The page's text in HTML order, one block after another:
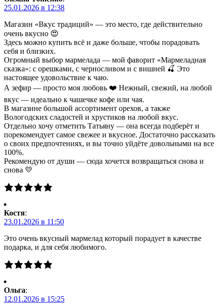
25.01.2026 в 12:38
Магазин «Вкус традиций» — это место, где действительно
очень вкусно 😍
Здесь можно купить всё и даже больше, чтобы порадовать
себя и близких.
Огромный выбор мармелада — мой фаворит «Мармеладная
сказка»: с орешками, с черносливом и с вишней 🍒 Это
настоящее удовольствие к чаю.
А зефир — просто моя любовь ❤️ Нежный, свежий, на любой
вкус — идеально к чашечке кофе или чая.
В магазине большой ассортимент орехов, а также
Вологодских сладостей и хрустиков на любой вкус.
Отдельно хочу отметить Татьяну — она всегда подберёт и
порекомендует самое свежее и вкусное. Достаточно рассказать
о своих предпочтениях, и вы точно уйдёте довольными на все
100%.
Рекомендую от души — сюда хочется возвращаться снова и
снова 💛
Костя:
23.01.2026 в 11:50
Это очень вкусный мармелад который порадует в качестве
подарка, и для себя любимого.
Ольга:
12.01.2026 в 15:25